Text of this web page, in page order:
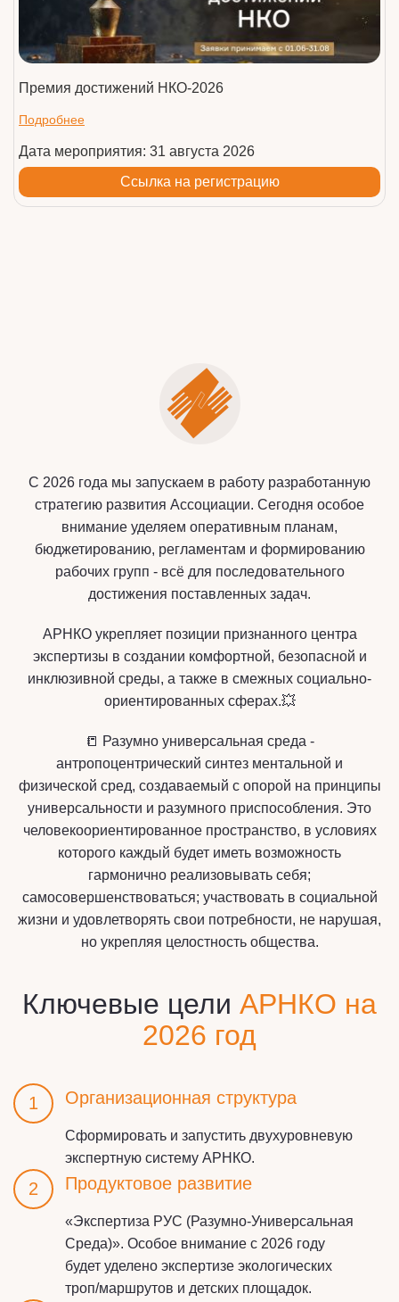
Премия достижений НКО-2026
Подробнее
Дата мероприятия: 31 августа 2026
Ссылка на регистрацию
С 2026 года мы запускаем в работу разработанную
стратегию развития Ассоциации. Сегодня особое
внимание уделяем оперативным планам,
бюджетированию, регламентам и формированию
рабочих групп - всё для последовательного
достижения поставленных задач.
АРНКО укрепляет позиции признанного центра
экспертизы в создании комфортной, безопасной и
инклюзивной среды, а также в смежных социально-
ориентированных сферах.💥
📒 Разумно универсальная среда -
антропоцентрический синтез ментальной и
физической сред, создаваемый с опорой на принципы
универсальности и разумного приспособления. Это
человекоориентированное пространство, в условиях
которого каждый будет иметь возможность
гармонично реализовывать себя;
самосовершенствоваться; участвовать в социальной
жизни и удовлетворять свои потребности, не нарушая,
но укрепляя целостность общества.
Ключевые цели АРНКО на
2026 год
1 Организационная структура
Сформировать и запустить двухуровневую
экспертную систему АРНКО.
2 Продуктовое развитие
«Экспертиза РУС (Разумно‑Универсальная
Среда)». Особое внимание с 2026 году
будет уделено экспертизе экологических
троп/маршрутов и детских площадок.